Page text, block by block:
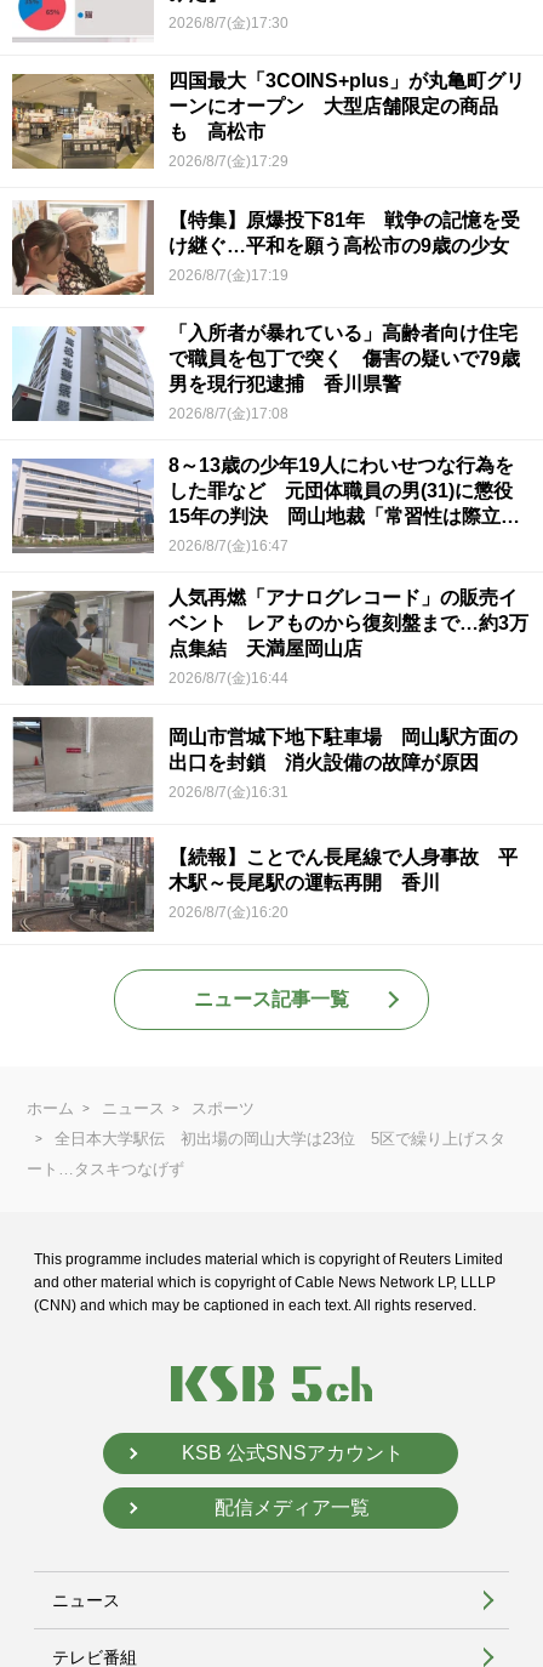
2026/8/7(金)17:30
四国最大「3COINS+plus」が丸亀町グリ
ーンにオープン 大型店舗限定の商品
も 高松市
2026/8/7(金)17:29
【特集】原爆投下81年 戦争の記憶を受
け継ぐ…平和を願う高松市の9歳の少女
2026/8/7(金)17:19
「入所者が暴れている」高齢者向け住宅
で職員を包丁で突く 傷害の疑いで79歳
男を現行犯逮捕 香川県警
2026/8/7(金)17:08
8～13歳の少年19人にわいせつな行為を
した罪など 元団体職員の男(31)に懲役
15年の判決 岡山地裁「常習性は際立っ
ていて被害結果も非常に重い」
2026/8/7(金)16:47
人気再燃「アナログレコード」の販売イ
ベント レアものから復刻盤まで…約3万
点集結 天満屋岡山店
2026/8/7(金)16:44
岡山市営城下地下駐車場 岡山駅方面の
出口を封鎖 消火設備の故障が原因
2026/8/7(金)16:31
【続報】ことでん長尾線で人身事故 平
木駅～長尾駅の運転再開 香川
2026/8/7(金)16:20
ニュース記事一覧
ホーム ニュース
スポーツ
全日本大学駅伝 初出場の岡山大学は23位 5区で繰り上げスタ
ート…タスキつなげず
This programme includes material which is copyright of Reuters Limited
and other material which is copyright of Cable News Network LP, LLLP
(CNN) and which may be captioned in each text. All rights reserved.
KSB 公式SNSアカウント
配信メディア一覧
ニュース
テレビ番組